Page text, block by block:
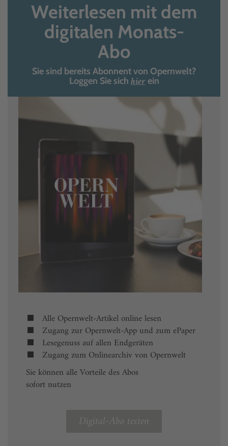
Weiterlesen mit dem
digitalen Monats-
Abo
Sie sind bereits Abonnent von Opernwelt?
Loggen Sie sich hierein
Alle Opernwelt-Artikel online lesen
Zugang zur Opernwelt-App und zum ePaper
Lesegenuss auf allen Endgeräten
Zugang zum Onlinearchiv von Opernwelt
Sie können alle Vorteile des Abos
sofort nutzen
Digital-Abo testen